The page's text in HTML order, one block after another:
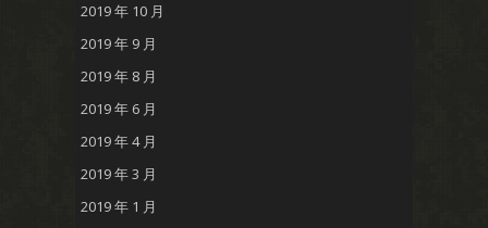
2019 年 10 月
2019 年 9 月
2019 年 8 月
2019 年 6 月
2019 年 4 月
2019 年 3 月
2019 年 1 月